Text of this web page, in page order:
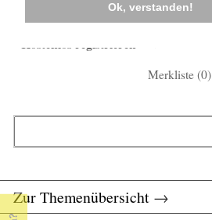
Ok, verstanden!
Kostenlos registrieren
Merkliste (0)
Zur Themenübersicht →